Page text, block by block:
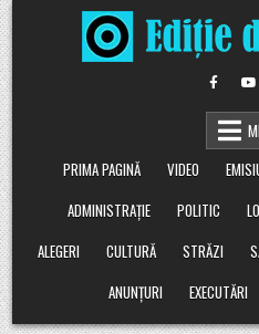
Skip
to
content
PRIMA PAGINĂ
VIDEO
ADMINISTRAȚIE
POLITIC
ALEGERI
CULTURĂ STRĂZI
ANUNȚURI
EXECUTĂRI